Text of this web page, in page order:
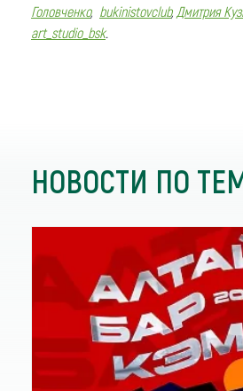
Головченко, bukinistovclub, Дмитрия
art_studio_bsk.
НОВОСТИ ПО